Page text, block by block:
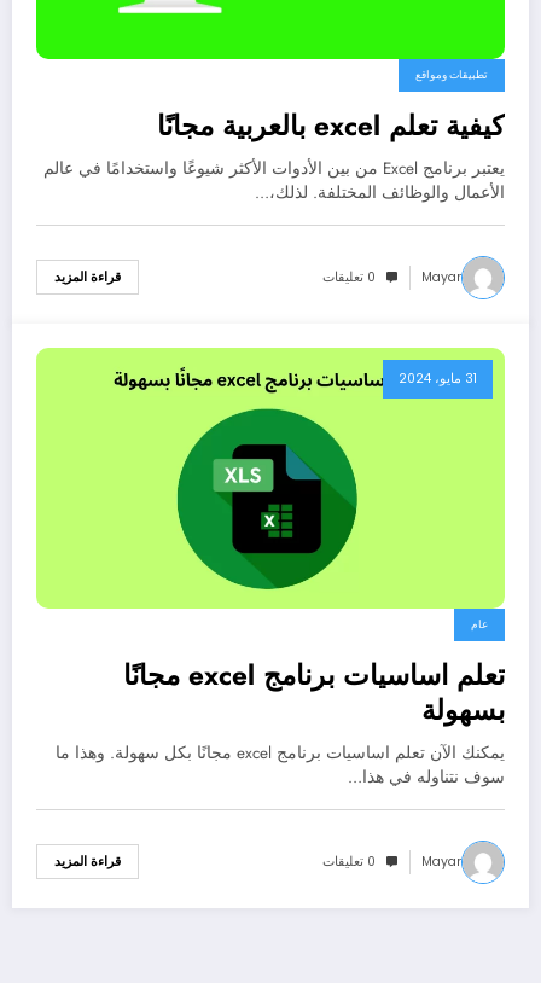
تطبيقات ومواقع
كيفية تعلم excel بالعربية مجانًا
يعتبر برنامج Excel من بين الأدوات الأكثر شيوعًا واستخدامًا في عالم
الأعمال والوظائف المختلفة. لذلك،…
Mayar 0 تعليقات قراءة المزيد
31 مايو، 2024
عام
تعلم اساسيات برنامج excel مجانًا
بسهولة
يمكنك الآن تعلم اساسيات برنامج excel مجانًا بكل سهولة. وهذا ما
سوف نتناوله في هذا…
Mayar 0 تعليقات قراءة المزيد